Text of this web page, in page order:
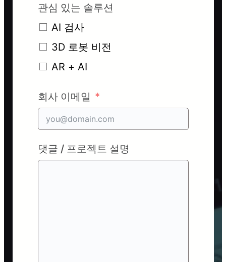
관심 있는 솔루션
AI 검사
3D 로봇 비전
AR + AI
회사 이메일
댓글 / 프로젝트 설명